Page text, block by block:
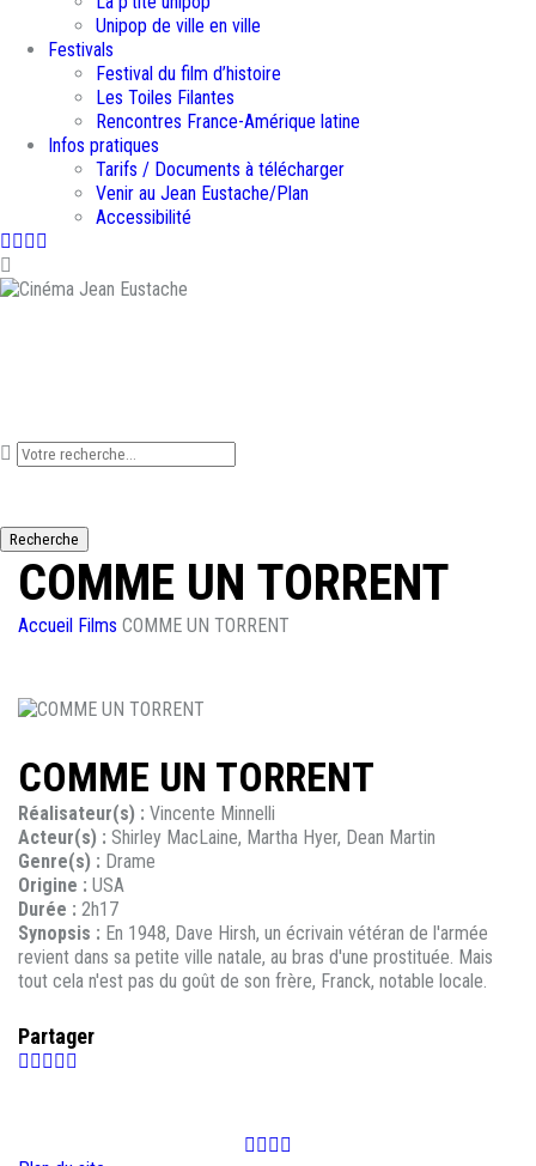
Unipop de ville en ville
Festivals
Festival du film d’histoire
Les Toiles Filantes
Rencontres France-Amérique latine
Infos pratiques
Tarifs / Documents à télécharger
Venir au Jean Eustache/Plan
Accessibilité
Facebook
Instagram
Youtube
Recherche
COMME UN TORRENT
Accueil Films COMME UN TORRENT
COMME UN TORRENT
Réalisateur(s) : Vincente Minnelli
Acteur(s) : Shirley MacLaine, Martha Hyer, Dean Martin
Genre(s) : Drame
Origine : USA
Durée : 2h17
Synopsis : En 1948, Dave Hirsh, un écrivain vétéran de l'armée
revient dans sa petite ville natale, au bras d'une prostituée. Mais
tout cela n'est pas du goût de son frère, Franck, notable locale.
Partager
Facebook
Instagram
Youtube